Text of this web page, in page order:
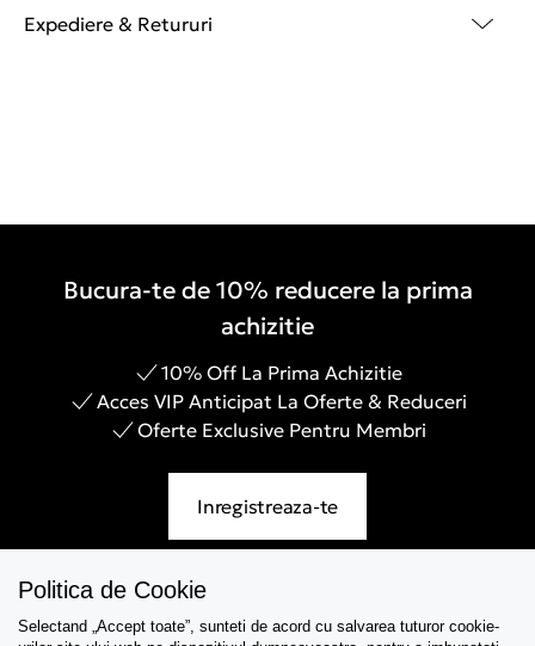
Expediere & Retururi
Bucura-te de 10% reducere la prima
achizitie
10% Off La Prima Achizitie
Acces VIP Anticipat La Oferte & Reduceri
Oferte Exclusive Pentru Membri
Inregistreaza-te
Asistenta
Politica de Cookie
Selectand „Accept toate”, sunteti de acord cu salvarea tuturor cookie-